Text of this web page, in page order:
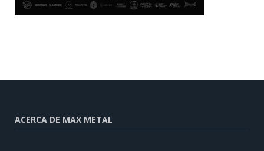
ACERCA DE MAX METAL